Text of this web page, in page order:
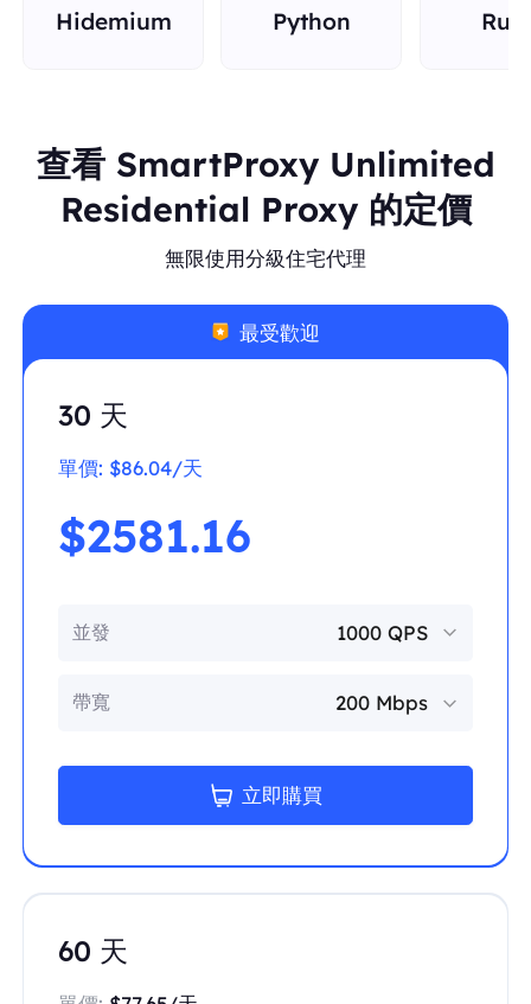
Hidemium Python
查看 SmartProxy Unlimited
Residential Proxy 的定價
無限使用分級住宅代理
最受歡迎
30 天
單價: $86.04/天
$2581.16
並發
帶寬
立即購買
60 天